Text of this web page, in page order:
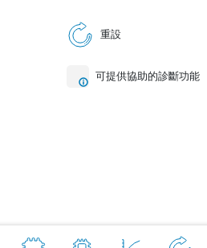
重設
可提供協助的診斷功能